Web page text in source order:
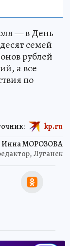
— в День
семей
рублей
а все
по
Инна МОРОЗОВА
Луганск
kp.ru